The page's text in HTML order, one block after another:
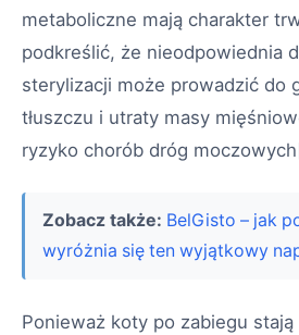
metaboliczne mają charakter
podkreślić, że nieodpowiednia
sterylizacji może prowadzić do
tłuszczu i utraty masy
ryzyko chorób dróg moczowych
Zobacz także: BelGisto – jak
wyróżnia się ten wyjątkowy
Ponieważ koty po zabiegu